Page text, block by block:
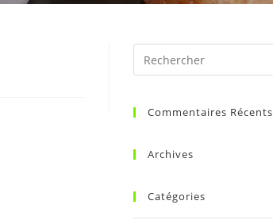
Commentaires Récents
Archives
Catégories